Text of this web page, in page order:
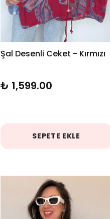
Şal Desenli Ceket - Kırmızı
₺ 1,599.00
SEPETE EKLE